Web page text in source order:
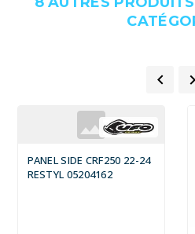
 
PANEL SIDE CRF250 22-24
RESTYL 05204162